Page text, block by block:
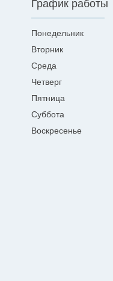
График работы
Понедельник
Вторник
Среда
Четверг
Пятница
Суббота
Воскресенье